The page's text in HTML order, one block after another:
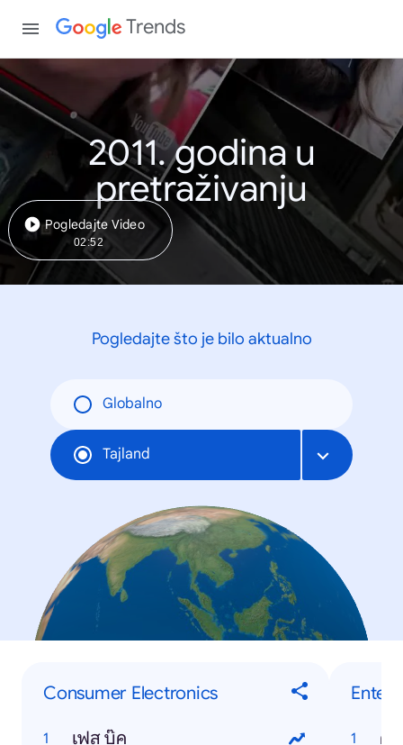
Trends
2011. godina u
pretraživanju
Pogledajte Video
02:52
Pogledajte što je bilo aktualno
Globalno
Tajland
Consumer Electronics
เฟส บุ๊ค
คั